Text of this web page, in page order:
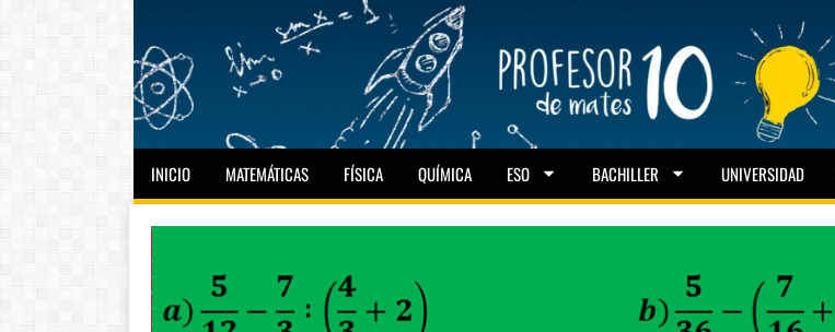
INICIO MATEMÁTICAS FÍSICA QUÍMICA ESO BACHILLER UNIVERSIDAD